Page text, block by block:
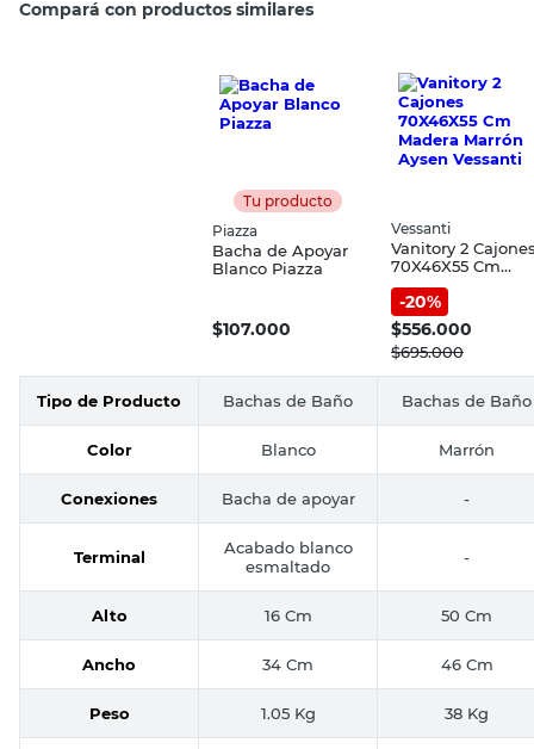
Compará con productos similares
Tu producto
Piazza
Bacha de Apoyar
Blanco Piazza
$107.000
Vessanti
Vanitory 2
70X46X55 Cm
Madera Marrón
Aysen Vessanti
-20%
$556.000
$695.000
Tipo de Producto Bachas de Baño Bachas de Baño
Color Blanco Marrón
Conexiones Bacha de apoyar -
Terminal
Acabado blanco
esmaltado
-
Alto 16 Cm 50 Cm
Ancho 34 Cm 46 Cm
Peso 1.05 Kg 38 Kg